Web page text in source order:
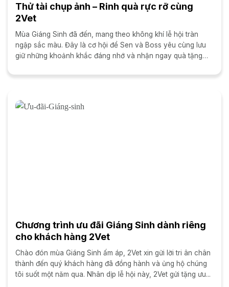
Thử tài chụp ảnh – Rinh quà rực rỡ cùng
2Vet
Mùa Giáng Sinh đã đến, mang theo không khí lễ hội tràn
ngập sắc màu. Đây là cơ hội để Sen và Boss yêu cùng lưu
giữ những khoảnh khắc đáng nhớ và nhận ngay quà tặng
Chương trình ưu đãi Giáng Sinh dành riêng
cho khách hàng 2Vet
Chào đón mùa Giáng Sinh ấm áp, 2Vet xin gửi lời tri ân chân
thành đến quý khách hàng đã đồng hành và ủng hộ chúng
tôi suốt một năm qua. Nhân dịp lễ hội này, 2Vet gửi tặng ưu...